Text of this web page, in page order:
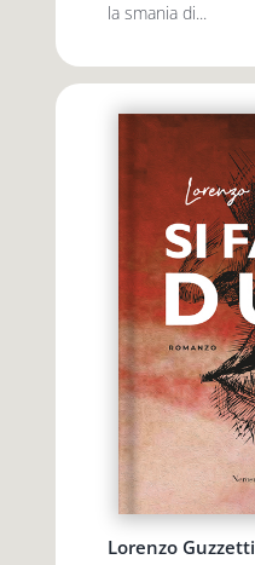
la smania di...
Lorenzo Guzzetti